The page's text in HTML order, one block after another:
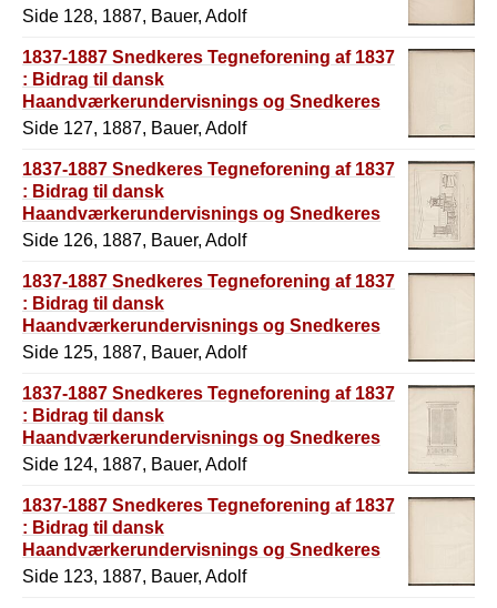
Historie
Side 128, 1887, Bauer, Adolf
1837-1887 Snedkeres Tegneforening af 1837
: Bidrag til dansk
Haandværkerundervisnings og Snedkeres
Historie
Side 127, 1887, Bauer, Adolf
1837-1887 Snedkeres Tegneforening af 1837
: Bidrag til dansk
Haandværkerundervisnings og Snedkeres
Historie
Side 126, 1887, Bauer, Adolf
1837-1887 Snedkeres Tegneforening af 1837
: Bidrag til dansk
Haandværkerundervisnings og Snedkeres
Historie
Side 125, 1887, Bauer, Adolf
1837-1887 Snedkeres Tegneforening af 1837
: Bidrag til dansk
Haandværkerundervisnings og Snedkeres
Historie
Side 124, 1887, Bauer, Adolf
1837-1887 Snedkeres Tegneforening af 1837
: Bidrag til dansk
Haandværkerundervisnings og Snedkeres
Historie
Side 123, 1887, Bauer, Adolf